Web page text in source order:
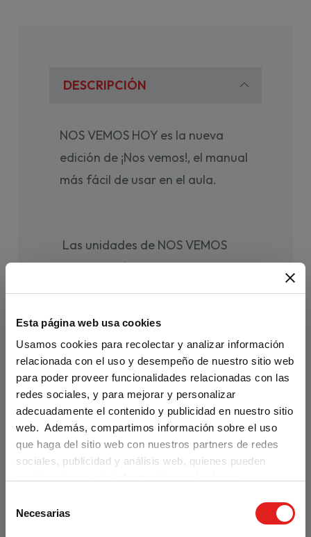
Esta página web usa cookies
Usamos cookies para recolectar y analizar información
relacionada con el uso y desempeño de nuestro sitio web
para poder proveer funcionalidades relacionadas con las
redes sociales, y para mejorar y personalizar
adecuadamente el contenido y publicidad en nuestro sitio
web. Además, compartimos información sobre el uso
que haga del sitio web con nuestros partners de redes
sociales, publicidad y análisis web, quienes pueden
que haya hecho de sus servicios.
Necesarias
DESCRIPCIÓN
NOS VEMOS HOY es la nueva
edición de ¡Nos vemos!, el manual
más fácil de usar en el aula.
Las unidades de NOS VEMOS
HOY 2 te ofrecen:
ágiles que culminan en una tarea
final
• divertidos vídeos con
actividades para antes, durante y
después del visionado
• un apartado dedicado a la